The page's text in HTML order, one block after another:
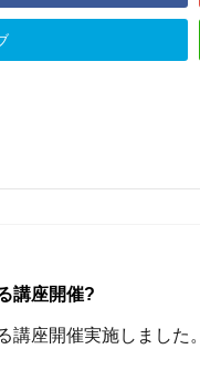
講座開催?
講座開催実施しました。